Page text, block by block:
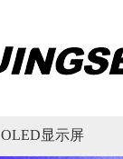
OLED显示屏